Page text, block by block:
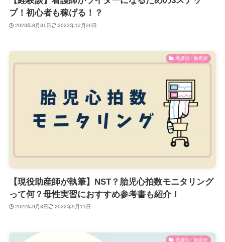
プ！初心者も稼げる！？
2023年8月31日 2023年12月26日
看護師・助産師
【現役助産師が執筆】NST？胎児心拍数モニタリング
って何？母性実習におすすめ参考書も紹介！
2022年9月3日 2022年9月11日
看護師・助産師